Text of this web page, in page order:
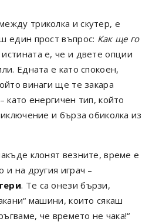
триколка и скутер, е
един прост въпрос: Как ще го
е, че и двете опции
Едната е като спокоен,
винаги ще те закара
като енергичен тип, който
и бърза обиколка из
клонят везните, време е
и на другия играч –
. Те са онези бързи,
машини, които сякаш
че времето не чака!“